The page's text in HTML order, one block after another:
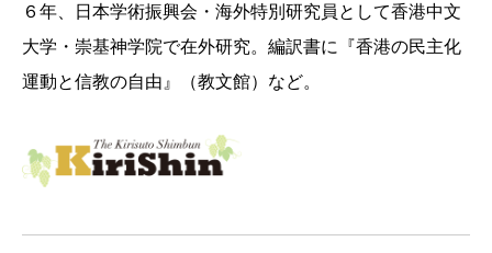
６年、日本学術振興会・海外特別研究員として香港中文
大学・崇基神学院で在外研究。編訳書に『香港の民主化
運動と信教の自由』（教文館）など。